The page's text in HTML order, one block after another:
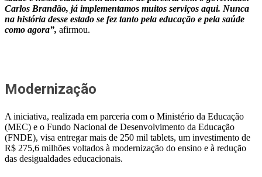
Carlos Brandão, já implementamos muitos serviços aqui. Nunca
na história desse estado se fez tanto pela educação e pela saúde
como agora”, afirmou.
Modernização
A iniciativa, realizada em parceria com o Ministério da Educação
(MEC) e o Fundo Nacional de Desenvolvimento da Educação
(FNDE), visa entregar mais de 250 mil tablets, um investimento de
R$ 275,6 milhões voltados à modernização do ensino e à redução
das desigualdades educacionais.